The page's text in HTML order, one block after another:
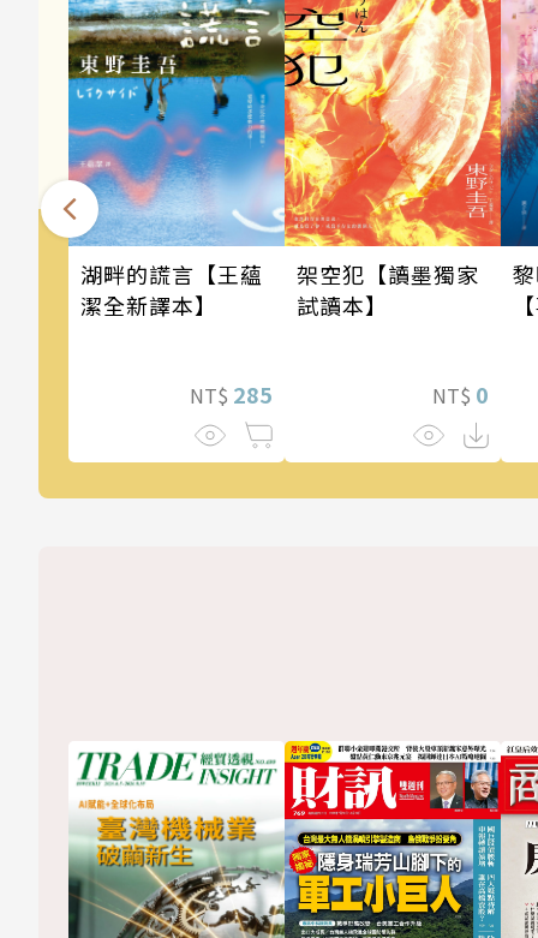
湖畔的謊言【王蘊
潔全新譯本】
NT$ 285
架空犯【讀墨獨家
試讀本】
NT$ 0